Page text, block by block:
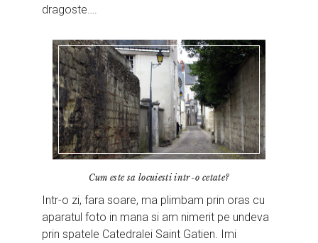
dragoste….
Cum este sa locuiesti intr-o cetate?
Intr-o zi, fara soare, ma plimbam prin oras cu
aparatul foto in mana si am nimerit pe undeva
prin spatele Catedralei Saint Gatien. Imi